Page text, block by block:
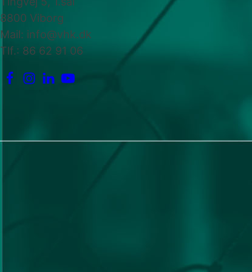
8800 Viborg
Mail: info@vhk.dk
Tlf.: 86 62 91 06